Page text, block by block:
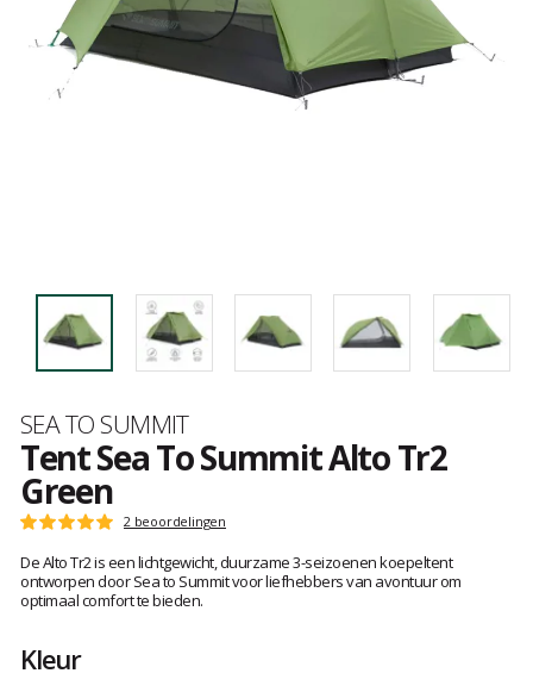
Merk
SEA TO SUMMIT
Tent Sea To Summit Alto Tr2
Green
Het
van
klanten
Score
:
5
op
2 beoordelingen
De Alto Tr2 is een lichtgewicht, duurzame 3-seizoenen koepeltent
ontworpen door Sea to Summit voor liefhebbers van avontuur om
optimaal comfort te bieden.
Kleur